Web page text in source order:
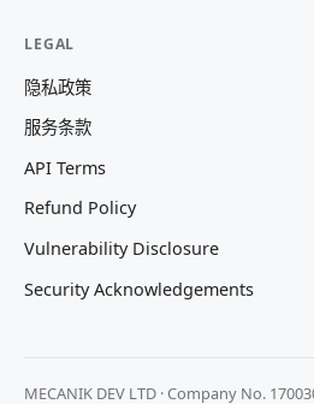
LEGAL
隐私政策
服务条款
API Terms
Refund Policy
Vulnerability Disclosure
Security Acknowledgements
MECANIK DEV LTD · Company No.